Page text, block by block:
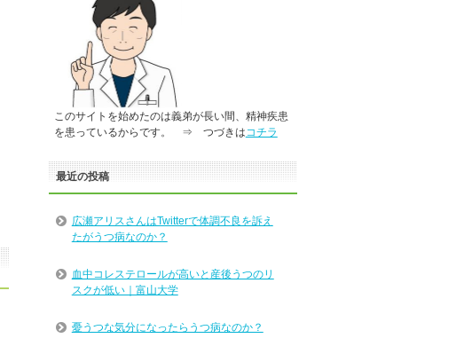
このサイトを始めたのは義弟が長い間、精神疾患
を患っているからです。 ⇒ つづきはコチラ
最近の投稿
広瀬アリスさんはTwitterで体調不良を訴え
たがうつ病なのか？
血中コレステロールが高いと産後うつのリ
スクが低い｜富山大学
憂うつな気分になったらうつ病なのか？